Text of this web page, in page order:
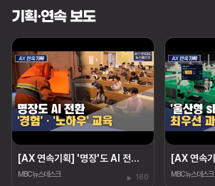
기획·연속 보도
[AX 연속기획] '명장'도 AI 전환‥"경험·노하우도 교육"
MBC뉴스데스크 160 MBC뉴스데스크